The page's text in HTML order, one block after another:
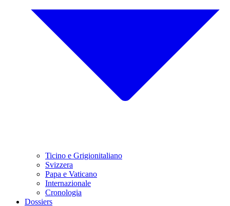
Ticino e Grigionitaliano
Svizzera
Papa e Vaticano
Internazionale
Cronologia
Dossiers